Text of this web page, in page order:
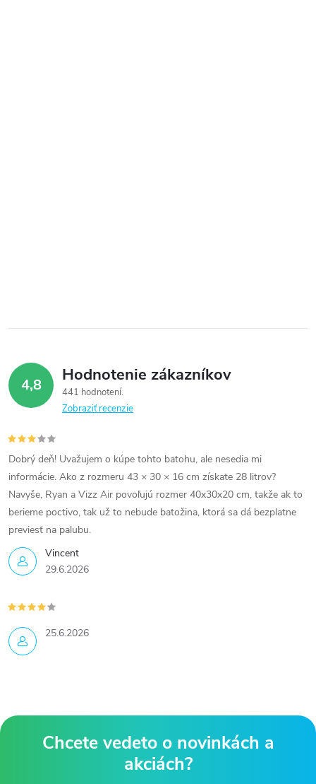
4,8 Hodnotenie zákazníkov
441 hodnotení
Zobraziť recenzie
Vincent
29.6.2026
Dobrý deň! Uvažujem o kúpe tohto batohu, ale nesedia mi
informácie. Ako z rozmeru 43 × 30 × 16 cm získate 28 litrov?
Navyše, Ryan a Vizz Air povoľujú rozmer 40x30x20 cm, takže ak to
berieme poctivo, tak už to nebude batožina, ktorá sa dá bezplatne
previesť na palubu.
25.6.2026